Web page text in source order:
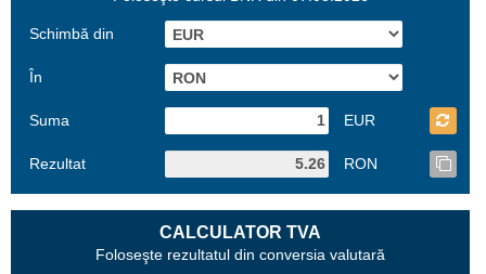
Schimbă din
În
Suma EUR
Rezultat RON
CALCULATOR TVA
Foloseşte rezultatul din conversia valutară